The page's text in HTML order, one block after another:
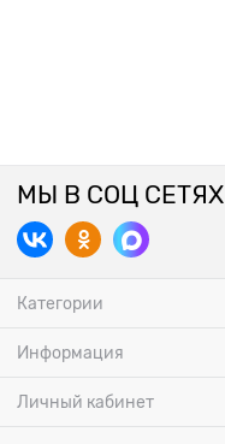
МЫ В СОЦ СЕТЯХ
Категории
Информация
Личный кабинет